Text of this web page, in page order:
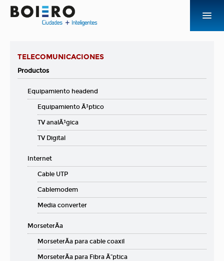
PRODUCTOS Y SOLUCIONES
NOVEDADES
CONTACTO
ACCESOS
TELECOMUNICACIONES
Productos
Equipamiento headend
Equipamiento Ã³ptico
TV analÃ³gica
TV Digital
Internet
Cable UTP
Cablemodem
Media converter
MorseterÃ­a
MorseterÃ­a para cable coaxil
MorseterÃ­a para Fibra Ã“ptica